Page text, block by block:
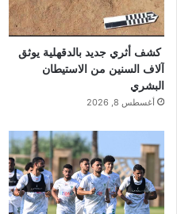
كشف أثري جديد بالدقهلية يوثق
آلاف السنين من الاستيطان
البشري
أغسطس 8, 2026